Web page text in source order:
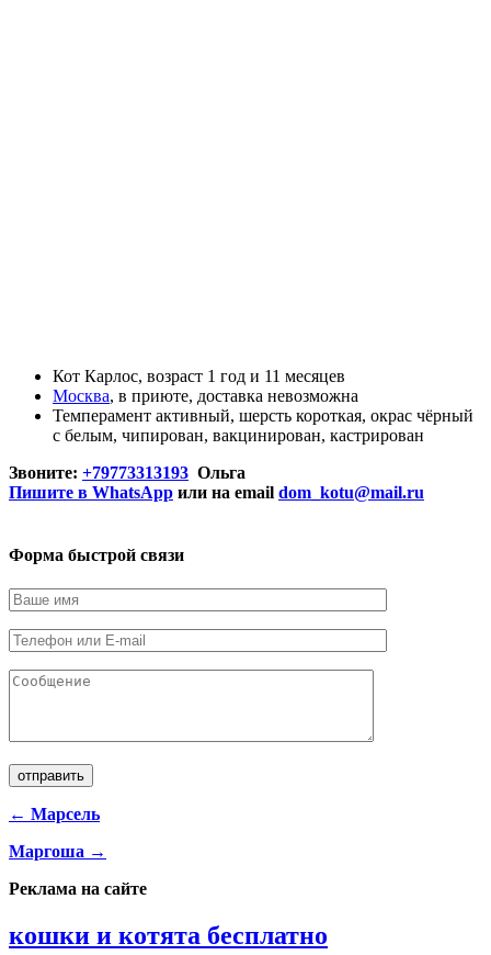
Кот Карлос, возраст 1 год и 11 месяцев
Москва, в приюте, доставка невозможна
Темперамент активный, шерсть короткая, окрас чёрный
с белым, чипирован, вакцинирован, кастрирован
Звоните: +79773313193 Ольга
Пишите в WhatsApp или на email dom_kotu@mail.ru
Форма быстрой связи
← Марсель
Маргоша →
Реклама на сайте
кошки и котята бесплатно